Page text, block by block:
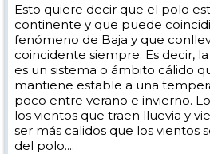
Esto quiere decir que el polo
continente y que puede
fenómeno de Baja y que
coincidente siempre. Es decir,
es un sistema o ámbito cálido
mantiene estable a una
poco entre verano e invierno.
los vientos que traen lluevia y
ser más calidos que los vientos
del polo....